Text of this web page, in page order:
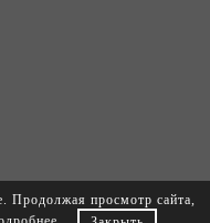
Продолжая просмотр сайта,